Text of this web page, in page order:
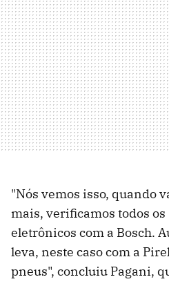
"Nós vemos isso, quando
mais, verificamos todos
eletrônicos com a Bosch.
leva, neste caso com a
pneus", concluiu Pagani,